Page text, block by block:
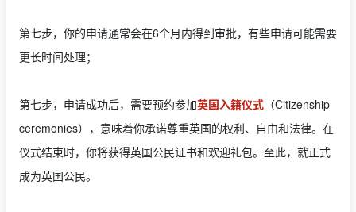
第七步，你的申请通常会在6个月内得到审批，有些申请可能需要
更长时间处理；
第七步，申请成功后，需要预约参加英国入籍仪式 （Citizenship
ceremonies），意味着你承诺尊重英国的权利、自由和法律。在
仪式结束时，你将获得英国公民证书和欢迎礼包。至此，就正式
成为英国公民。